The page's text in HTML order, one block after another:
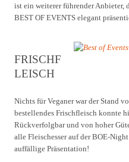
ist ein weiterer führender Anbieter,
BEST OF EVENTS elegant
FRISCHF
LEISCH
Nichts für Veganer war der Stand
bestellendes Frischfleisch konnte
Rückverfolgbar und von hoher
alle Fleischesser auf der BOE-
auffällige Präsentation!